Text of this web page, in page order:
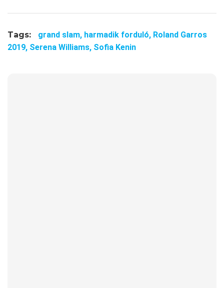
Tags: grand slam, harmadik forduló, Roland Garros
2019, Serena Williams, Sofia Kenin